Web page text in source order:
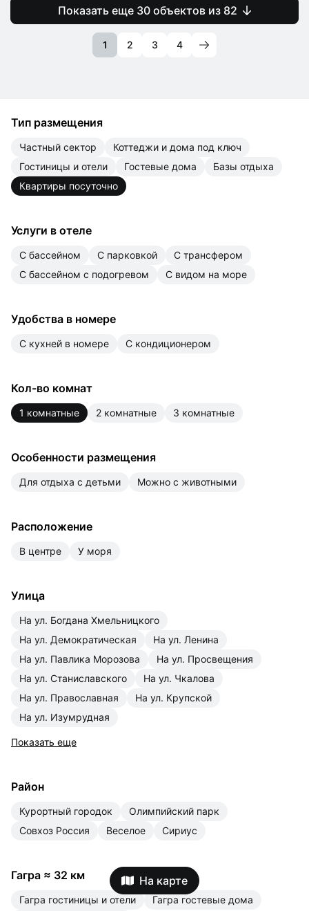
Показать еще 30 объектов из 82
1 2 3 4
На карте
Тип размещения
частный сектор
коттеджи и дома под ключ
гостиницы и отели
гостевые дома
базы отдыха
квартиры посуточно
Услуги в отеле
с бассейном с парковкой
с трансфером
с бассейном с подогревом
с видом на море
Удобства в номере
с кухней в номере с кондиционером
Кол-во комнат
1 комнатные 2 комнатные 3 комнатные
Особенности размещения
для отдыха с детьми можно с животными
Расположение
в центре у моря
Улица
на ул. Богдана Хмельницкого
на ул. Демократическая
на ул. Ленина
на ул. Павлика Морозова
на ул. Просвещения
на ул. Станиславского
на ул. Чкалова
на ул. Православная
на ул. Крупской
на ул. Изумрудная
Показать еще
Район
Курортный городок
Олимпийский парк
Совхоз Россия
Веселое Сириус
Гагра ≈ 32 км
Гагра гостиницы и отели Гагра гостевые дома